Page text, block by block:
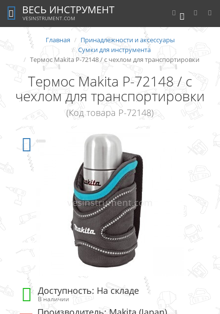
0
ВЕСЬ ИНСТРУМЕНТ
VESINSTRUMENT.COM
Главная
Принадлежности и аксессуары
Сумки для инструмента
Термос Makita P-72148 / с чехлом для транспортировки
Термос Makita P-72148 / с
чехлом для транспортировки
(Код товара P-72148)
Доступность: На складе
В наличии